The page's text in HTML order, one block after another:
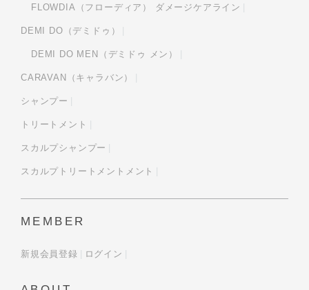
FLOWDIA（フローディア） ダメージケアライン
DEMI DO（デミドゥ）
DEMI DO MEN（デミドゥ メン）
CARAVAN（キャラバン）
シャンプー
トリートメント
スカルプシャンプー
スカルプトリートメントメント
MEMBER
新規会員登録 ログイン